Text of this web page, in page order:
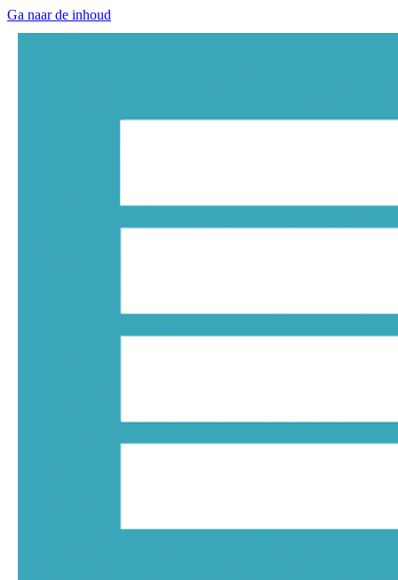
Ga naar de inhoud